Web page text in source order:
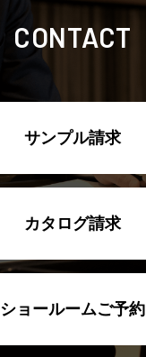
CONTACT
サンプル請求
カタログ請求
ショールームご予約